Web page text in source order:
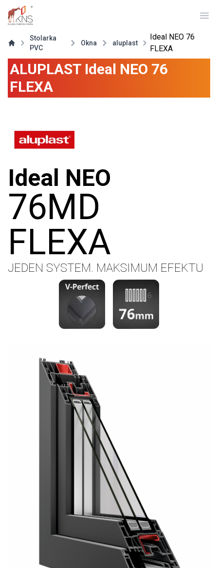
Stolarka
PVC
Okna aluplast
Ideal NEO 76
FLEXA
ALUPLAST Ideal NEO 76
FLEXA
Ideal NEO
76MD
FLEXA
JEDEN SYSTEM. MAKSIMUM EFEKTU